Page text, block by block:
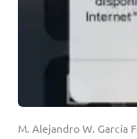
M. Alejandro W. García